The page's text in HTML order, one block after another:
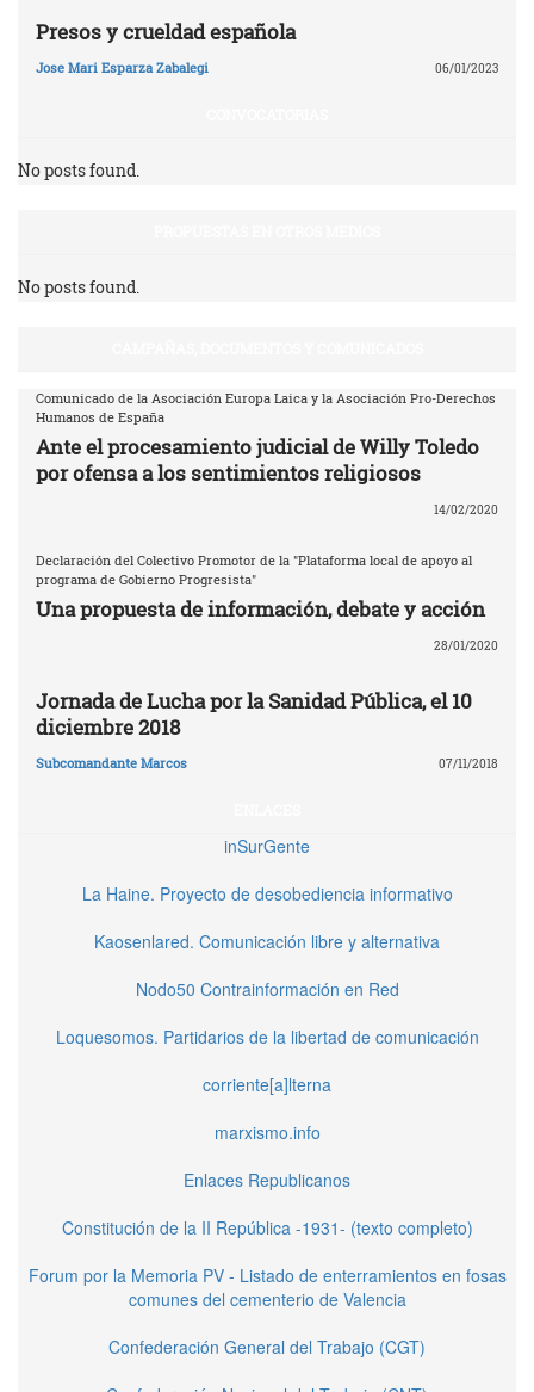
Presos y crueldad española
Jose Mari Esparza Zabalegi 06/01/2023
No posts found.
No posts found.
Comunicado de la Asociación Europa Laica y la Asociación Pro-Derechos
Humanos de España
Ante el procesamiento judicial de Willy Toledo
por ofensa a los sentimientos religiosos
14/02/2020
Declaración del Colectivo Promotor de la "Plataforma local de apoyo al
programa de Gobierno Progresista"
Una propuesta de información, debate y acción
28/01/2020
Jornada de Lucha por la Sanidad Pública, el 10
diciembre 2018
Subcomandante Marcos 07/11/2018
inSurGente
La Haine. Proyecto de desobediencia informativo
Kaosenlared. Comunicación libre y alternativa
Nodo50 Contrainformación en Red
Loquesomos. Partidarios de la libertad de comunicación
corriente[a]lterna
marxismo.info
Enlaces Republicanos
Constitución de la II República -1931- (texto completo)
Forum por la Memoria PV - Listado de enterramientos en fosas
comunes del cementerio de Valencia
Confederación General del Trabajo (CGT)